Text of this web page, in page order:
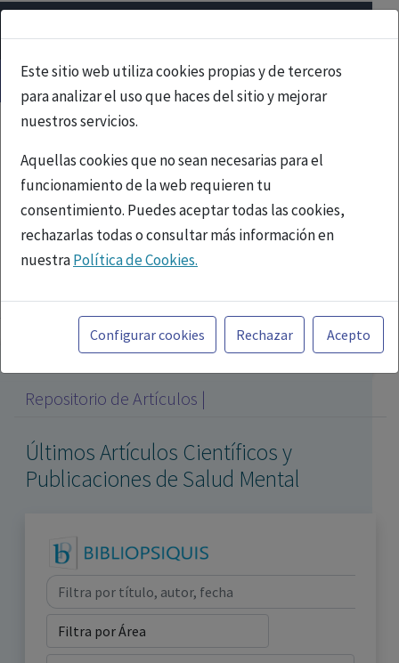
Este sitio web utiliza cookies propias y de terceros
para analizar el uso que haces del sitio y mejorar
nuestros servicios.
Aquellas cookies que no sean necesarias para el
funcionamiento de la web requieren tu
consentimiento. Puedes aceptar todas las cookies,
rechazarlas todas o consultar más información en
nuestraPolítica de Cookies.
Toda la información incluida en la Página Web está
referida a productos del mercado español y, por
tanto, dirigida a profesionales sanitarios legalmente
facultados para prescribir o dispensar medicamentos
con ejercicio profesional. La información técnica de los
siendo responsabilidad de los profesionales
facultados prescribir medicamentos y decidir, en cada
Configurar cookies Rechazar Acepto
Repositorio de Artículos |
Últimos Artículos Científicos y
Publicaciones de Salud Mental